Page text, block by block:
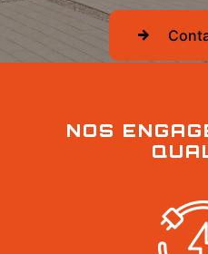
NOS